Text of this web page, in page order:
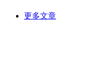
更多文章